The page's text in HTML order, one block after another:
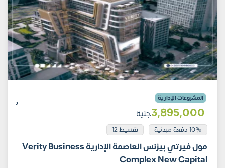
المشروعات الإدارية
3٬895٬000جنية
10% دفعة مبدئية تقسيط 12
مول فيرتي بيزنس العاصمة الإدارية Verity Business
Complex New Capital